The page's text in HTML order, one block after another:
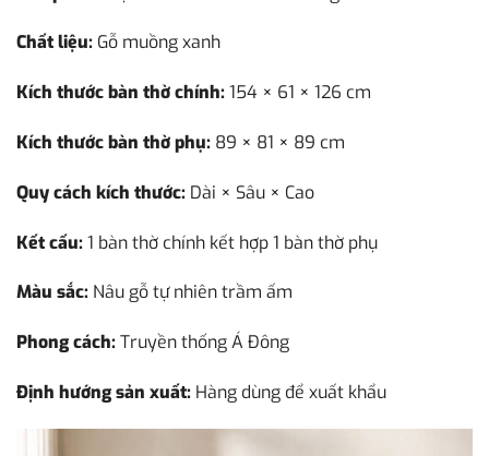
Chất liệu: Gỗ muồng xanh
Kích thước bàn thờ chính:154 × 61 × 126 cm
Kích thước bàn thờ phụ: 89 × 81 × 89 cm
Quy cách kích thước: Dài × Sâu × Cao
Kết cấu:1 bàn thờ chính kết hợp 1 bàn thờ phụ
Màu sắc: Nâu gỗ tự nhiên trầm ấm
Phong cách:Truyền thống Á Đông
Định hướng sản xuất: Hàng dùng để xuất khẩu